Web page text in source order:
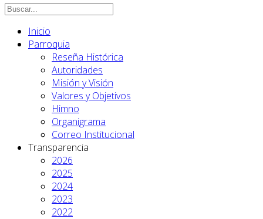
Inicio
Parroquia
Reseña Histórica
Autoridades
Misión y Visión
Valores y Objetivos
Himno
Organigrama
Correo Institucional
Transparencia
2026
2025
2024
2023
2022